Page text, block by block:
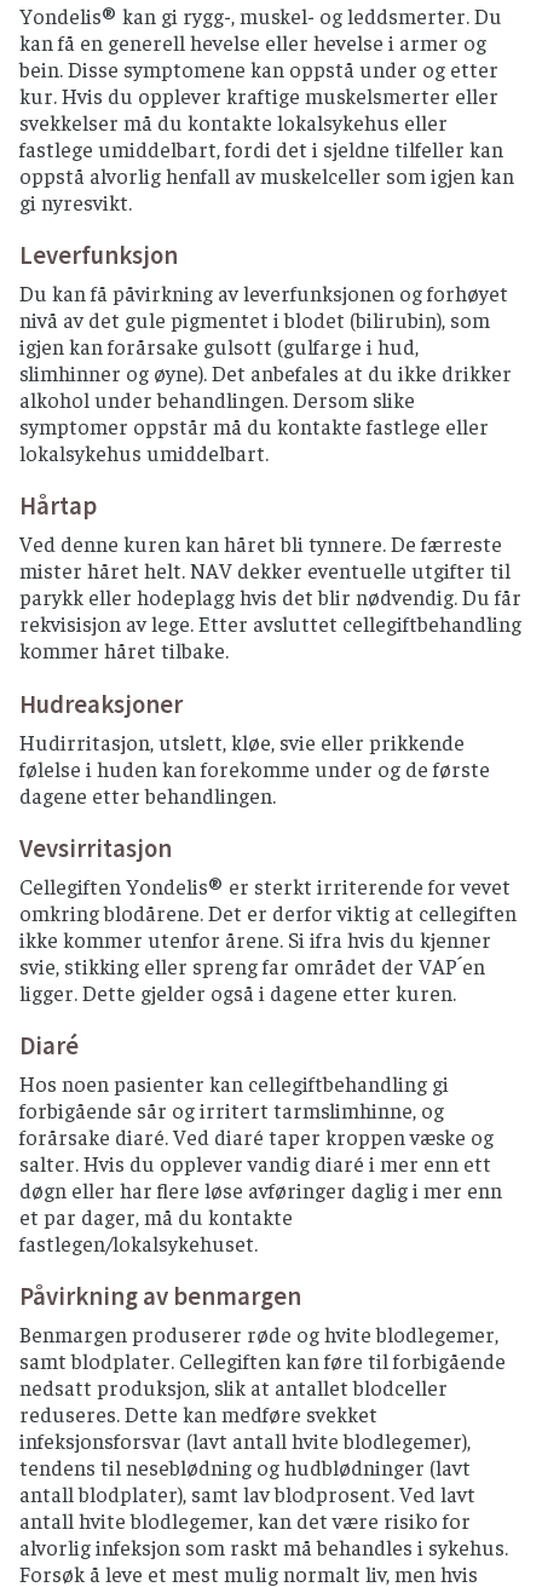
Yondelis® kan gi rygg-, muskel- og leddsmerter. Du
kan få en generell hevelse eller hevelse i armer og
bein. Disse symptomene kan oppstå under og etter
kur. Hvis du opplever kraftige muskelsmerter eller
svekkelser må du kontakte lokalsykehus eller
fastlege umiddelbart, fordi det i sjeldne tilfeller kan
oppstå alvorlig henfall av muskelceller som igjen kan
gi nyresvikt.
Leverfunksjon
Du kan få påvirkning av leverfunksjonen og forhøyet
nivå av det gule pigmentet i blodet (bilirubin), som
igjen kan forårsake gulsott (gulfarge i hud,
slimhinner og øyne). Det anbefales at du ikke drikker
alkohol under behandlingen. Dersom slike
symptomer oppstår må du kontakte fastlege eller
lokalsykehus umiddelbart.
Hårtap
Ved denne kuren kan håret bli tynnere. De færreste
mister håret helt. NAV dekker eventuelle utgifter til
parykk eller hodeplagg hvis det blir nødvendig. Du får
rekvisisjon av lege. Etter avsluttet cellegiftbehandling
kommer håret tilbake.
Hudreaksjoner
Hudirritasjon, utslett, kløe, svie eller prikkende
følelse i huden kan forekomme under og de første
dagene etter behandlingen.
Vevsirritasjon
Cellegiften Yondelis® er sterkt irriterende for vevet
omkring blodårene. Det er derfor viktig at cellegiften
ikke kommer utenfor årene. Si ifra hvis du kjenner
svie, stikking eller spreng far området der VAP´en
ligger. Dette gjelder også i dagene etter kuren.
Diaré
Hos noen pasienter kan cellegiftbehandling gi
forbigående sår og irritert tarmslimhinne, og
forårsake diaré. Ved diaré taper kroppen væske og
salter. Hvis du opplever vandig diaré i mer enn ett
døgn eller har flere løse avføringer daglig i mer enn
et par dager, må du kontakte
fastlegen/lokalsykehuset.
Påvirkning av benmargen
Benmargen produserer røde og hvite blodlegemer,
samt blodplater. Cellegiften kan føre til forbigående
nedsatt produksjon, slik at antallet blodceller
reduseres. Dette kan medføre svekket
infeksjonsforsvar (lavt antall hvite blodlegemer),
tendens til neseblødning og hudblødninger (lavt
antall blodplater), samt lav blodprosent. Ved lavt
antall hvite blodlegemer, kan det være risiko for
alvorlig infeksjon som raskt må behandles i sykehus.
Forsøk å leve et mest mulig normalt liv, men hvis